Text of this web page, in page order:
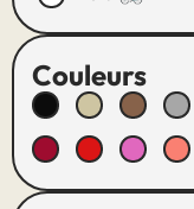
Couleurs